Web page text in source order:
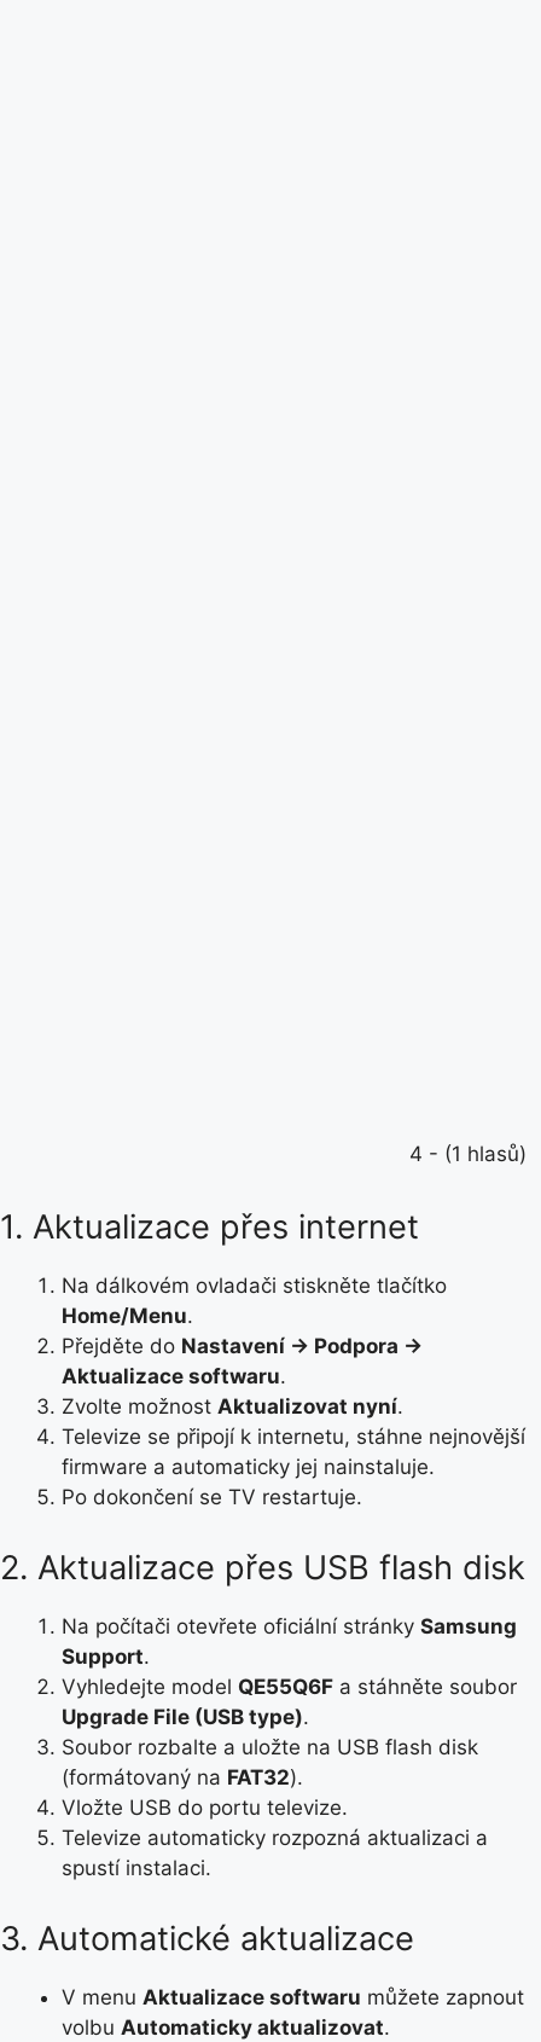
4 - (1 hlasů)
1. Aktualizace přes internet
Na dálkovém ovladači stiskněte tlačítko
Home/Menu.
Přejděte do Nastavení → Podpora →
Aktualizace softwaru.
Zvolte možnost Aktualizovat nyní.
Televize se připojí k internetu, stáhne nejnovější
firmware a automaticky jej nainstaluje.
Po dokončení se TV restartuje.
2. Aktualizace přes USB flash disk
Na počítači otevřete oficiální stránky Samsung
Support.
Vyhledejte model QE55Q6F a stáhněte soubor
Upgrade File (USB type).
Soubor rozbalte a uložte na USB flash disk
(formátovaný na FAT32).
Vložte USB do portu televize.
Televize automaticky rozpozná aktualizaci a
spustí instalaci.
3. Automatické aktualizace
V menu Aktualizace softwaru můžete zapnout
volbu Automaticky aktualizovat.